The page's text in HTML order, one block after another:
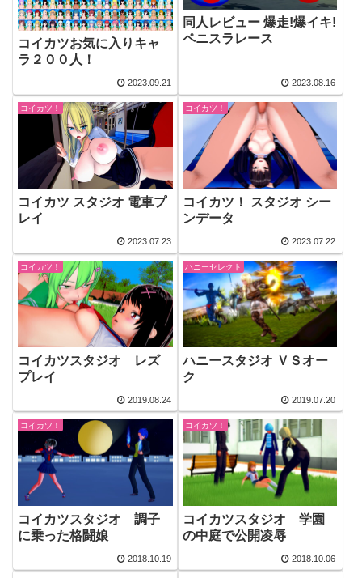
コイカツお気に入りキャ
ラ２００人！
2023.09.21
同人レビュー 爆走!爆イキ!
ペニスラレース
2023.08.16
コイカツ！
コイカツ スタジオ 電車プ
レイ
2023.07.23
コイカツ！
コイカツ！ スタジオ シー
ンデータ
2023.07.22
コイカツ！
コイカツスタジオ レズ
プレイ
2019.08.24
ハニーセレクト
ハニースタジオ ＶＳオー
ク
2019.07.20
コイカツ！
コイカツスタジオ 調子
に乗った格闘娘
2018.10.19
コイカツ！
コイカツスタジオ 学園
の中庭で公開凌辱
2018.10.06